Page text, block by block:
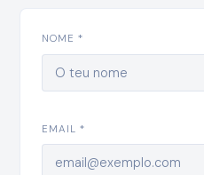
NOME *
EMAIL *